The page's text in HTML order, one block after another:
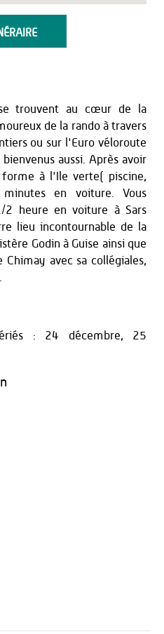
se trouvent au cœur de la
de la rando à travers
ou sur l'Euro véloroute
aussi. Après avoir
à l'Ile verte( piscine,
en voiture. Vous
2 heure en voiture à Sars
lieu incontournable de la
Godin à Guise ainsi que
avec sa collégiales,
: 24 décembre, 25